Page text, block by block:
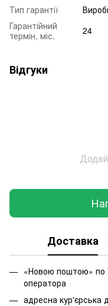
Тип гарантії
Гарантійний
термін, міс.
24
Відгуки
Доставка
«Новою поштою» по
оператора
адресна кур'єрська